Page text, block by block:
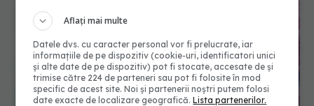
Aflați mai multe
Datele dvs. cu caracter personal vor fi prelucrate, iar
informațiile de pe dispozitiv (cookie-uri, identificatori unici
și alte date de pe dispozitiv) pot fi stocate, accesate de și
trimise către 224 de parteneri sau pot fi folosite în mod
specific de acest site. Noi și partenerii noștri putem folosi
date exacte de localizare geografică.Lista partenerilor.